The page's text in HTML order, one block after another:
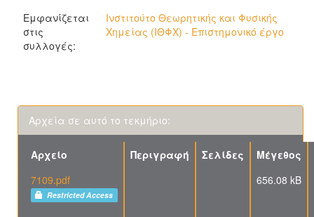
Εμφανίζεται
στις
συλλογές:
Ινστιτούτο Θεωρητικής και Φυσικής
Χημείας (ΙΘΦΧ) - Επιστημονικό έργο
Αρχεία σε αυτό το τεκμήριο:
Αρχείο Περιγραφή Σελίδες
Μέγεθος
7109.pdf
Restricted Access
656.08 kB